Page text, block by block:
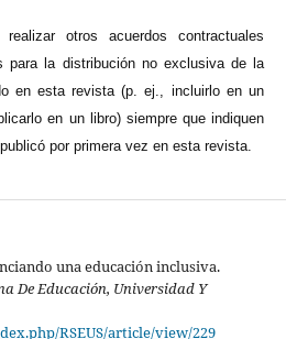
otros acuerdos contractuales
para la distribución no exclusiva de la
en esta revista (p. ej., incluirlo en un
en un libro) siempre que indiquen
por primera vez en esta revista.
una educación inclusiva.
De Educación, Universidad Y
RSEUS/article/view/229